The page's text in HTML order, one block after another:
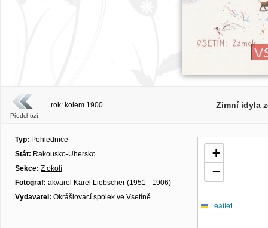
Předchozí
rok: kolem 1900 Zimní idyla
Typ: Pohlednice
Stát: Rakousko-Uhersko
Sekce: Z okolí
Fotograf: akvarel Karel Liebscher (1951 - 1906)
Vydavatel: Okrášlovací spolek ve Vsetíně
+
−
Leaflet
|